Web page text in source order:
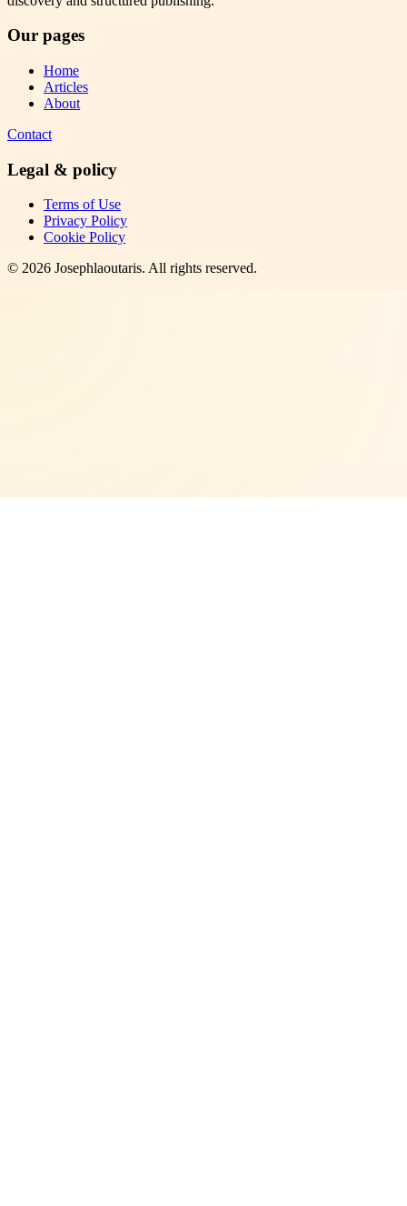
Our pages
Home
Articles
About
Contact
Legal & policy
Terms of Use
Privacy Policy
Cookie Policy
© 2026 Josephlaoutaris. All rights reserved.